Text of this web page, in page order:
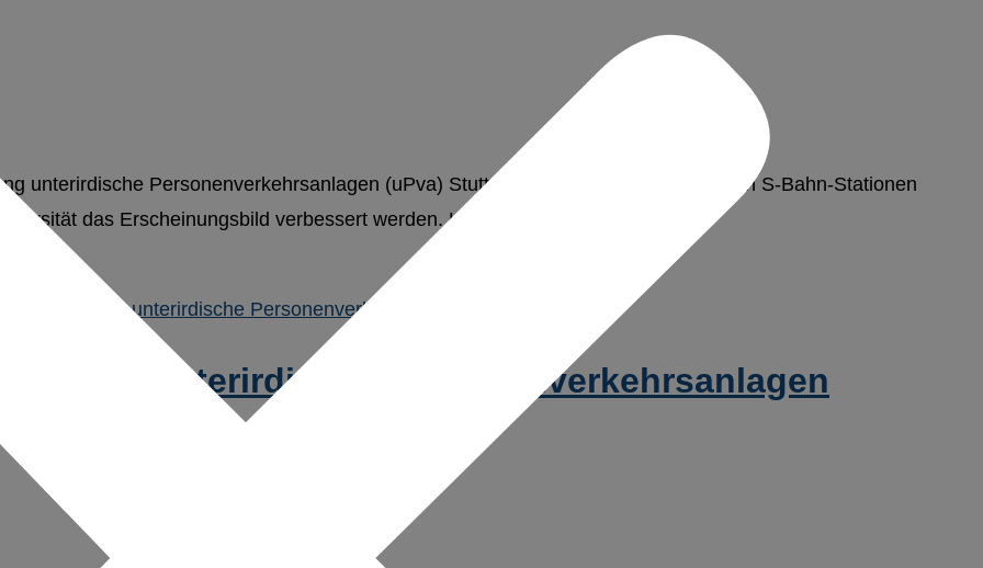
unterirdische Personenverkehrsanlagen (uPva) Stuttgart“ soll an der unterirdischen S-Bahn-Stationen
das Erscheinungsbild verbessert werden. Hierzu wird eine einheitliche…
unterirdische Personenverkehrsanlagen